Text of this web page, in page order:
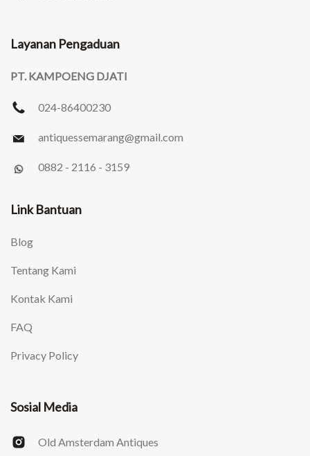
Layanan Pengaduan
PT. KAMPOENG DJATI
024-86400230
antiquessemarang@gmail.com
0882 - 2116 - 3159
Link Bantuan
Blog
Tentang Kami
Kontak Kami
FAQ
Privacy Policy
Sosial Media
Old Amsterdam Antiques